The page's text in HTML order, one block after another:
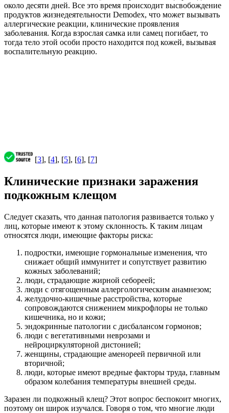
около десяти дней. Все это время происходит высвобождение
продуктов жизнедеятельности Demodex, что может вызывать
аллергические реакции, клинические проявления
заболевания. Когда взрослая самка или самец погибает, то
тогда тело этой особи просто находится под кожей, вызывая
воспалительную реакцию.
[3], [4], [5], [6], [7]
Клинические признаки заражения
подкожным клещом
Следует сказать, что данная патология развивается только у
лиц, которые имеют к этому склонность. К таким лицам
относятся люди, имеющие факторы риска:
подростки, имеющие гормональные изменения, что
снижает общий иммунитет и сопутствует развитию
кожных заболеваний;
люди, страдающие жирной себореей;
люди с отягощенным аллергологическим анамнезом;
желудочно-кишечные расстройства, которые
сопровождаются снижением микрофлоры не только
кишечника, но и кожи;
эндокринные патологии с дисбалансом гормонов;
люди с вегетативными неврозами и
нейроциркуляторной дистонией;
женщины, страдающие аменореей первичной или
вторичной;
люди, которые имеют вредные факторы труда, главным
образом колебания температуры внешней среды.
Заразен ли подкожный клещ? Этот вопрос беспокоит многих,
поэтому он широк изучался. Говоря о том, что многие люди